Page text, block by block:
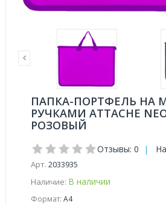
ПАПКА-ПОРТФЕЛЬ НА
РУЧКАМИ ATTACHE
РОЗОВЫЙ
Отзывы: 0 |
Арт. 2033935
Наличие: В наличии
Формат: А4